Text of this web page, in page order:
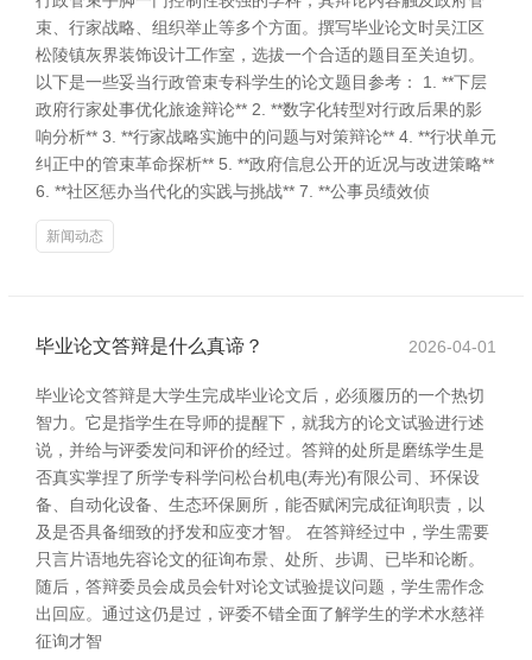
束、行家战略、组织举止等多个方面。撰写毕业论文时吴江区
松陵镇灰界装饰设计工作室，选拔一个合适的题目至关迫切。
以下是一些妥当行政管束专科学生的论文题目参考： 1. **下层
政府行家处事优化旅途辩论** 2. **数字化转型对行政后果的影
响分析** 3. **行家战略实施中的问题与对策辩论** 4. **行状单元
纠正中的管束革命探析** 5. **政府信息公开的近况与改进策略**
6. **社区惩办当代化的实践与挑战** 7. **公事员绩效侦
新闻动态
毕业论文答辩是什么真谛？ 2026-04-01
毕业论文答辩是大学生完成毕业论文后，必须履历的一个热切
智力。它是指学生在导师的提醒下，就我方的论文试验进行述
说，并给与评委发问和评价的经过。答辩的处所是磨练学生是
否真实掌捏了所学专科学问松台机电(寿光)有限公司、环保设
备、自动化设备、生态环保厕所，能否赋闲完成征询职责，以
及是否具备细致的抒发和应变才智。 在答辩经过中，学生需要
只言片语地先容论文的征询布景、处所、步调、已毕和论断。
随后，答辩委员会成员会针对论文试验提议问题，学生需作念
出回应。通过这仍是过，评委不错全面了解学生的学术水慈祥
征询才智